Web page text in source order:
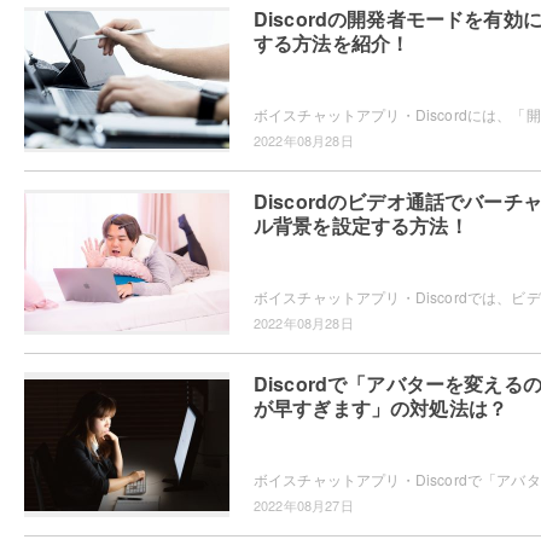
Discordの開発者モードを有効に
する方法を紹介！
2022年08月28日
Discordのビデオ通話でバーチャ
ル背景を設定する方法！
ボイスチャッ
2022年08月28日
Discordで「アバターを変えるの
が早すぎます」の対処法は？
2022年08月27日